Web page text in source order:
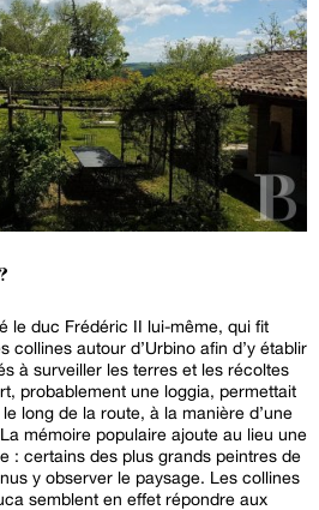
le duc Frédéric II lui-même, qui fit
collines autour d’Urbino afin d’y établir
à surveiller les terres et les récoltes
probablement une loggia, permettait
long de la route, à la manière d’une
mémoire populaire ajoute au lieu une
: certains des plus grands peintres de
y observer le paysage. Les collines
semblent en effet répondre aux